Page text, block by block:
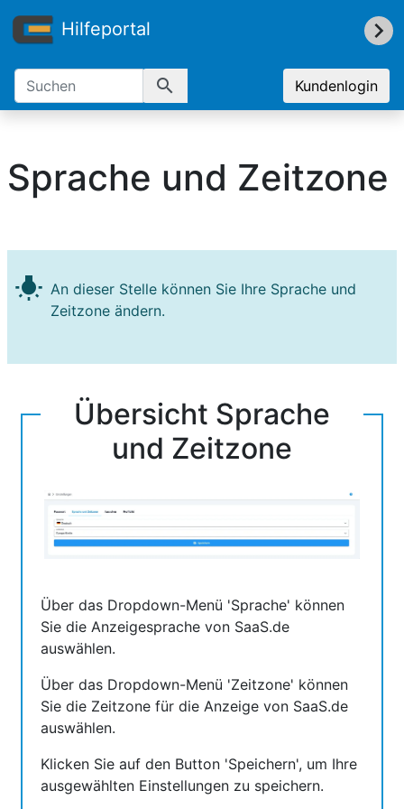
Hilfeportal
search Kundenlogin
Sprache und Zeitzone
wb_incandescent An dieser Stelle können Sie Ihre Sprache und
Zeitzone ändern.
Übersicht Sprache
und Zeitzone
Über das Dropdown-Menü 'Sprache' können
Sie die Anzeigesprache von SaaS.de
auswählen.
Über das Dropdown-Menü 'Zeitzone' können
Sie die Zeitzone für die Anzeige von SaaS.de
auswählen.
Klicken Sie auf den Button 'Speichern', um Ihre
ausgewählten Einstellungen zu speichern.